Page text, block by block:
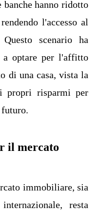
hanno ridotto
l'accesso al
scenario ha
a optare per l'affitto
di una casa, vista la
propri risparmi per
il mercato
immobiliare, sia
resta